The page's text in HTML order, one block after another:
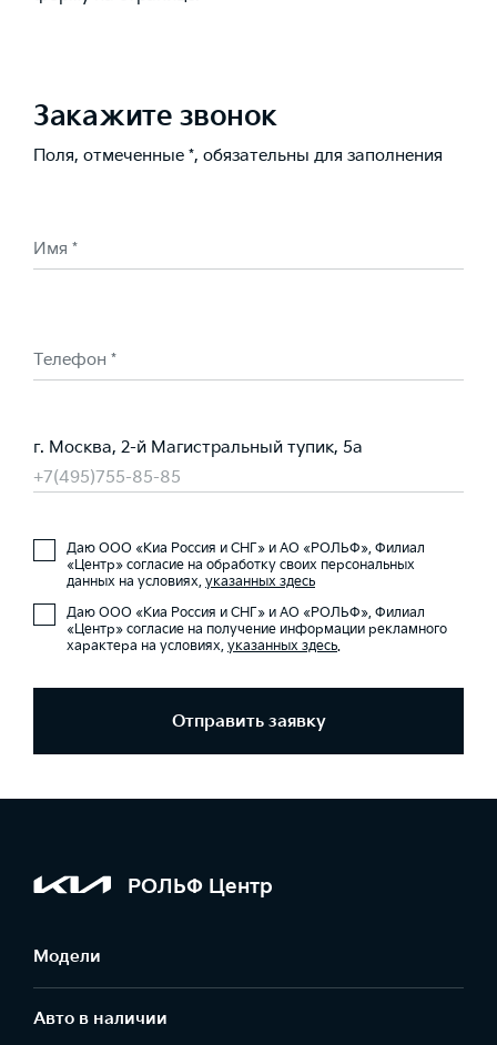
Закажите звонок
Поля, отмеченные *, обязательны для заполнения
Имя *
Телефон *
г. Москва, 2-й Магистральный тупик, 5а
+7(495)755-85-85
Даю ООО «Киа Россия и СНГ» и АО «РОЛЬФ», Филиал
«Центр» согласие на обработку своих персональных
данных на условиях, указанных здесь
Даю ООО «Киа Россия и СНГ» и АО «РОЛЬФ», Филиал
«Центр» согласие на получение информации рекламного
характера на условиях, указанных здесь.
Отправить заявку
РОЛЬФ Центр
Модели
Авто в наличии